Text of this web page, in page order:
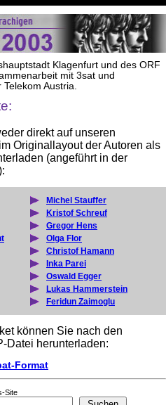
Klagenfurt und des ORF
mit 3sat und
Austria.
direkt auf unseren
Originallayout der Autoren als
(angeführt in der
Michel Stauffer
Kristof Schreuf
Gregor Hens
Olga Flor
Christof Hamann
Inka Parei
Oswald Egger
Lukas Hammerstein
Feridun Zaimoglu
können Sie nach den
Datei herunterladen:
Format
Site